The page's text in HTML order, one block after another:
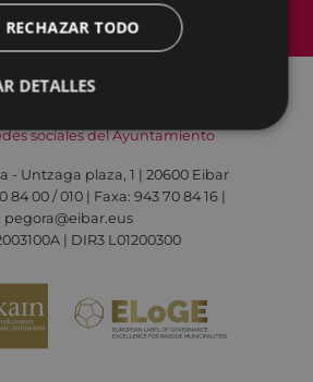
cookies
Contacto
sociales del Ayuntamiento
- Untzaga plaza, 1 | 20600 Eibar
84 00 / 010 | Faxa: 943 70 84 16 |
pegora@eibar.eus
| DIR3 L01200300
RECHAZAR TODO
DETALLES